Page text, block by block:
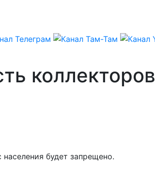
коллекторов
будет запрещено.